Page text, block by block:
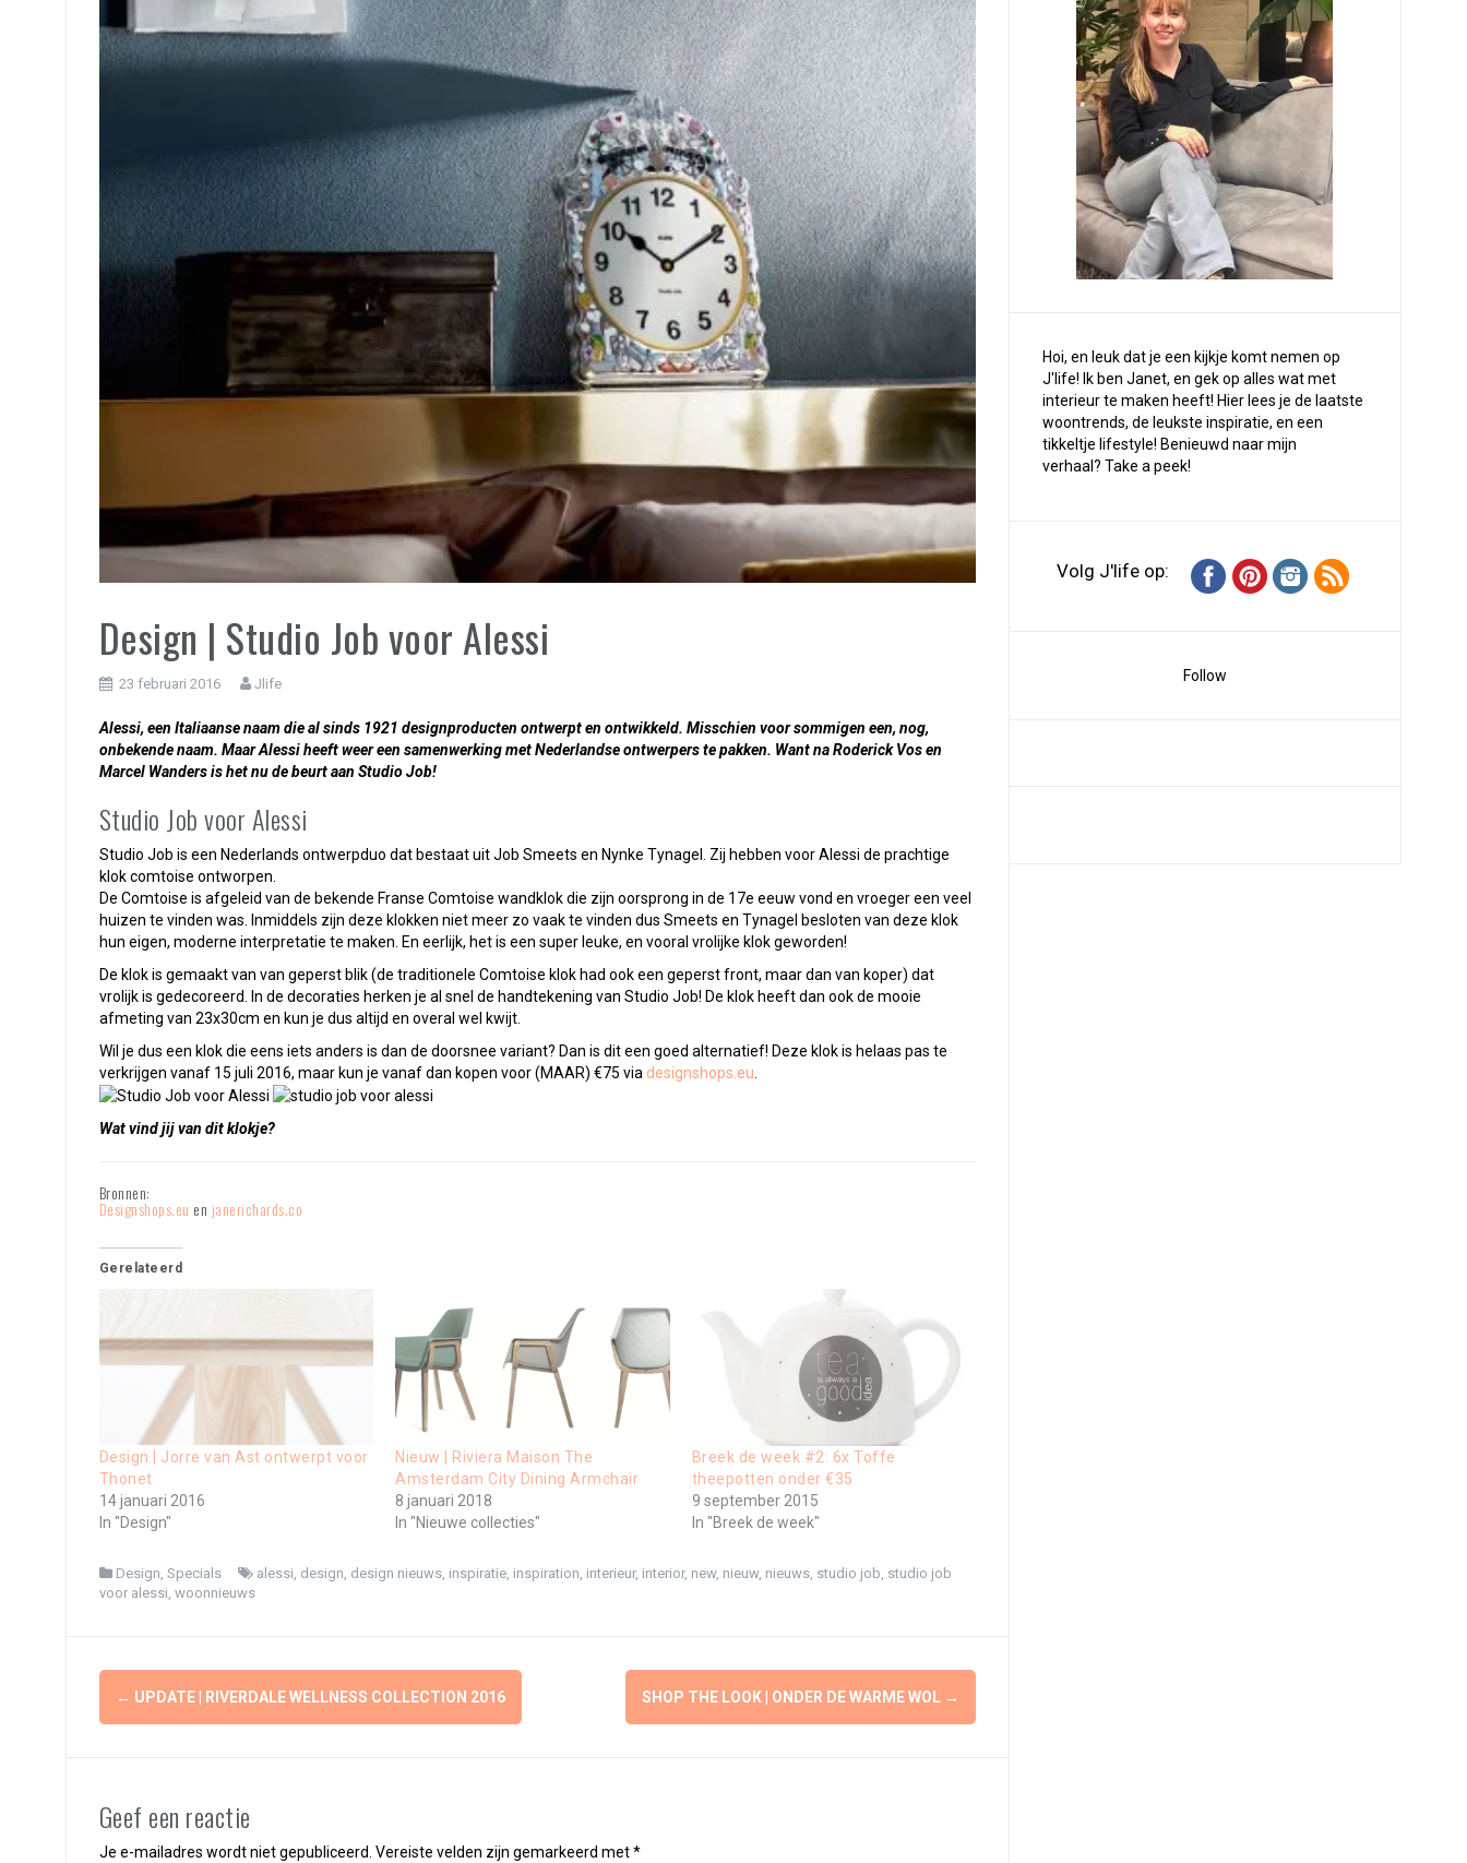
Design | Studio Job voor Alessi
23 februari 2016 Jlife
Alessi, een Italiaanse naam die al sinds 1921 designproducten ontwerpt en ontwikkeld. Misschien voor sommigen een, nog,
onbekende naam. Maar Alessi heeft weer een samenwerking met Nederlandse ontwerpers te pakken. Want na Roderick Vos en
Marcel Wanders is het nu de beurt aan Studio Job!
Studio Job voor Alessi
Studio Job is een Nederlands ontwerpduo dat bestaat uit Job Smeets en Nynke Tynagel. Zij hebben voor Alessi de prachtige
klok comtoise ontworpen.
De Comtoise is afgeleid van de bekende Franse Comtoise wandklok die zijn oorsprong in de 17e eeuw vond en vroeger een veel
huizen te vinden was. Inmiddels zijn deze klokken niet meer zo vaak te vinden dus Smeets en Tynagel besloten van deze klok
hun eigen, moderne interpretatie te maken. En eerlijk, het is een super leuke, en vooral vrolijke klok geworden!
De klok is gemaakt van van geperst blik (de traditionele Comtoise klok had ook een geperst front, maar dan van koper) dat
vrolijk is gedecoreerd. In de decoraties herken je al snel de handtekening van Studio Job! De klok heeft dan ook de mooie
afmeting van 23x30cm en kun je dus altijd en overal wel kwijt.
Wil je dus een klok die eens iets anders is dan de doorsnee variant? Dan is dit een goed alternatief! Deze klok is helaas pas te
verkrijgen vanaf 15 juli 2016, maar kun je vanaf dan kopen voor (MAAR) €75 via designshops.eu
Wat vind jij van dit klokje?
Bronnen:
Designshops.eu en janerichards.co
Gerelateerd
Design | Jorre van Ast ontwerpt voor
Thonet
14 januari 2016
In "Design"
Nieuw | Riviera Maison The
Amsterdam City Dining Armchair
8 januari 2018
In "Nieuwe collecties"
Breek de week #2: 6x Toffe
theepotten onder €35
9 september 2015
In "Breek de week"
Design, Specials alessi, design, design nieuws, inspiratie, inspiration, interieur, interior, new, nieuw, nieuws, studio job, studio job
voor alessi, woonnieuws
Berichtnavigatie
← UPDATE | RIVERDALE WELLNESS COLLECTION 2016 SHOP THE LOOK | ONDER DE WARME WOL →
Geef een reactie
Je e-mailadres wordt niet gepubliceerd. Vereiste velden zijn gemarkeerd met*
Hoi, en leuk dat je een kijkje komt nemen op
J'life! Ik ben Janet, en gek op alles wat met
interieur te maken heeft! Hier lees je de laatste
woontrends, de leukste inspiratie, en een
tikkeltje lifestyle! Benieuwd naar mijn
verhaal? Take a peek!
Volg J'life op:
Follow